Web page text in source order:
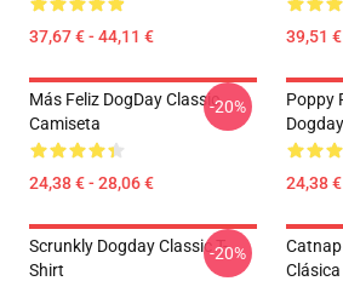
37,67 € - 44,11 € 39,51
Más Feliz DogDay Classic
Camiseta
24,38 € - 28,06 €
-20%
Poppy
24,38
Scrunkly Dogday Classic T-
Shirt
-20%
Clásica